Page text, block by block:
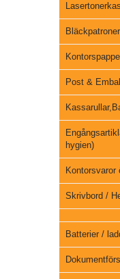
Bläckpatroner
Post &
hygien)
Kontorsvaror
Skrivbord /
Batterier /